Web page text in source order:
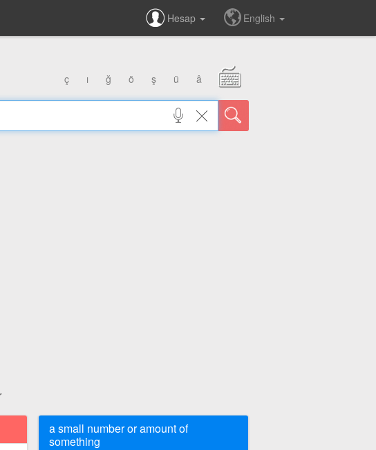
Hesap English
ç ı ğ ö ş ü â
a small number or amount of
something